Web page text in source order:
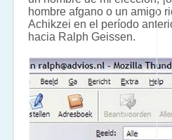
hombre afgano o un amigo
Achikzei en el período
hacia Ralph Geissen.